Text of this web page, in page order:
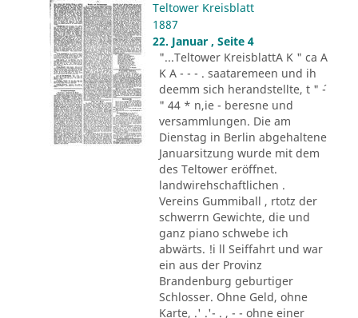
Teltower Kreisblatt
1887
22. Januar , Seite 4
"...Teltower KreisblattA K " ca A
K A - - - . saataremeen und ih
deemm sich herandstellte, t " ´-
" 44 * n,ie - beresne und
versammlungen. Die am
Dienstag in Berlin abgehaltene
Januarsitzung wurde mit dem
des Teltower eröffnet.
landwirehschaftlichen .
Vereins Gummiball , rtotz der
schwerrn Gewichte, die und
ganz piano schwebe ich
abwärts. !i ll Seiffahrt und war
ein aus der Provinz
Brandenburg geburtiger
Schlosser. Ohne Geld, ohne
Karte, .' .'- . , - - ohne einer